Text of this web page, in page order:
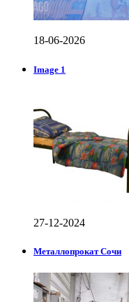
18-06-2026
Image 1
27-12-2024
Металлопрокат Сочи